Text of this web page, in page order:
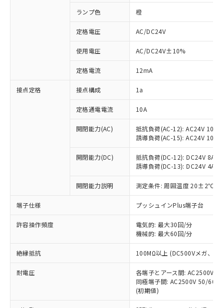
ランプ色 橙
定格電圧 AC/DC24V
使用電圧 AC/DC24V±10%
定格電流 12mA
接点定格 接点構成 1a
定格通電電流 10A
開閉能力(AC)
抵抗負荷(AC-12): AC24V 10A/
誘導負荷(AC-15): AC24V
開閉能力(DC)
抵抗負荷(DC-12): DC24V 8A/
誘導負荷(DC-13): DC24V 4A/
開閉能力説明 測定条件: 周囲温度 20±2℃、
端子仕様 プッシュインPlus端子台
許容操作頻度
電気的: 最大30回/分
機械的: 最大60回/分
絶縁抵抗 100MΩ以上 (DC500Vメガ、点
耐電圧
各端子とアース間: AC2500V
同極端子間: AC2500V 50/
(初期値)
ご利用条件
以下の条件をお読みいただき、同意のうえ
ご利用ください。
本サービスは、当社制御機器事業取扱
商品の当社在庫状況および標準価格
(税抜)を提供させていただくもので
当社制御機器事業取扱商品の中には、
本サービスの対象外となる商品もある
ことをご了承ください。
在庫状況および標準価格照会結果は、
記載している更新日時点での社内デー
タに基づき作成されるものであり、閲
覧された時点での実際の在庫および標
準価格とは異なる場合があることをご
※1 対応状況
対応済み：EU RoHS指令（10物質）の
非含有に対応した製品が提供可能な商品で
対応予定：EU RoHS指令（10物質）の非含
有に対応した製品に切り替える予定のある
対応予定なし：EU RoHS指令（10物質）の
非含有に非対応の商品で、対応品を出す予
定はありません。
調査・確認中：EU RoHS指令（10物質）の
非含有の対応状況を調査中または確認中の
非該当品：ライセンス料など無形物で、有
害物質有無と関係のない商品です。
仕入先様の事情により、非含有部品として
いたものが、含有品と判明した場合などや
むを得ず変更することがあります。
鉛(Pb) 1000ppm以下、 水銀(Hg) 1000ppm以下、 カド
六価クロム(Cr(Ⅵ)) 1000ppm以下、ポリ臭化ビフェニル
類(PBB) 1000ppm以下、ポリ臭化ジフェニルエーテル類
(PBDE) 1000ppm以下、フタル酸ビス(2-エチルヘキシ
※1 中国RoHS○×表
「○」：最大均質材料含有率が中国RoHSの
基準値以下であることを示します。
「×」：最大均質材料含有率が中国RoHSの
基準値を超えていることを示します。
「－」：未確認です。当社販売部門へお問
い合わせください。
*中国RoHS10物質の基準値 (GB/T26572)：
Pb(鉛) :1000ppm、 Hg(水銀) : 1000ppm、 Cd(カドミウ
Cr(Ⅵ)(六価クロム) : 1000ppm、 PBBs(ポリ臭化ビフェ
当社は、これら貴社製品のうち、外国
為替および外国貿易法に定める商品
（以下｢規制貨物等」という）を輸出
国政府の輸出許可(または役務取引許
可)を取得するなどの必要な手続きを